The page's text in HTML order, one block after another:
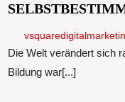
Die Welt verändert sich rasant, und mit ihr verändert sich auch die Art und Weise, wie wir lernen.
Bildung war[...]